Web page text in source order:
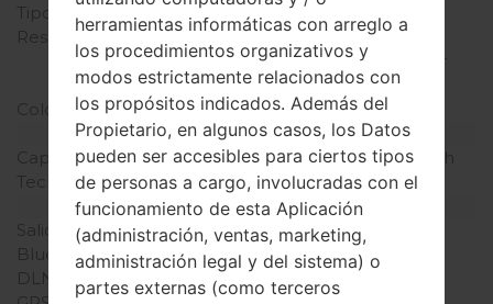
Tipo de Pantalla
TFT
Resolución de Pantalla
176 x 220 píxeles (~141
densidad de píxeles por
pulgada)
Colores de pantalla
256K colores
Batería y Teclado
Capacidad de batería
Extraíble Li-Ion 900 mAh
Teclado físico
Sí
Interfaces
Salida de audio
-
Bluetooth
versión 1.2
DLNA
No
herramientas informáticas con arreglo a
los procedimientos organizativos y
modos estrictamente relacionados con
los propósitos indicados. Además del
Propietario, en algunos casos, los Datos
pueden ser accesibles para ciertos tipos
de personas a cargo, involucradas con el
funcionamiento de esta Aplicación
(administración, ventas, marketing,
administración legal y del sistema) o
partes externas (como terceros